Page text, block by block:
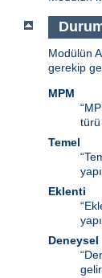
Modülün
gerekip
MPM
türü
Temel
Eklenti
Deneysel